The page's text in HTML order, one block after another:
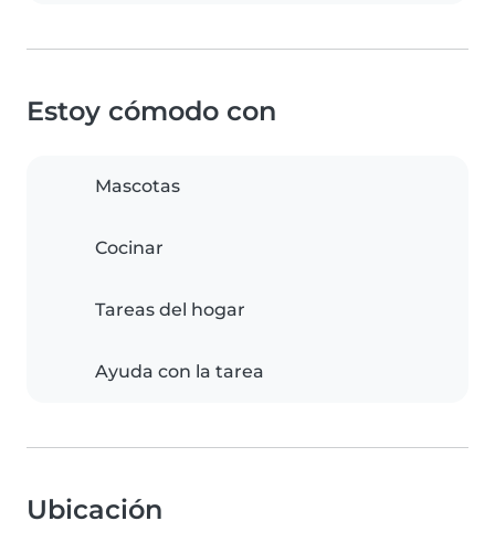
Estoy cómodo con
Mascotas
Cocinar
Tareas del hogar
Ayuda con la tarea
Ubicación